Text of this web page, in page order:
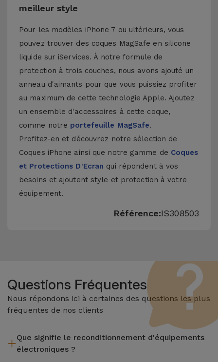
meilleur style
Pour les modèles iPhone 7 ou ultérieurs, vous
pouvez trouver des coques MagSafe en silicone
liquide sur iServices. À notre formule de
protection à trois couches, nous avons ajouté un
anneau d'aimants pour que vous puissiez profiter
au maximum de cette technologie Apple. Ajoutez
un ensemble d'accessoires à cette coque,
comme notre portefeuille MagSafe.
Profitez-en et découvrez notre sélection de
Coques iPhone ainsi que notre gamme de Coques
et Protections D'Ecran qui répondent à vos
besoins et ajoutent style et protection à votre
équipement.
Référence:IS308503
Questions Fréquentes
Nous répondons ici à certaines des questions les plus
fréquentes de nos clients
Que signifie le reconditionnement d'équipements
électroniques ?